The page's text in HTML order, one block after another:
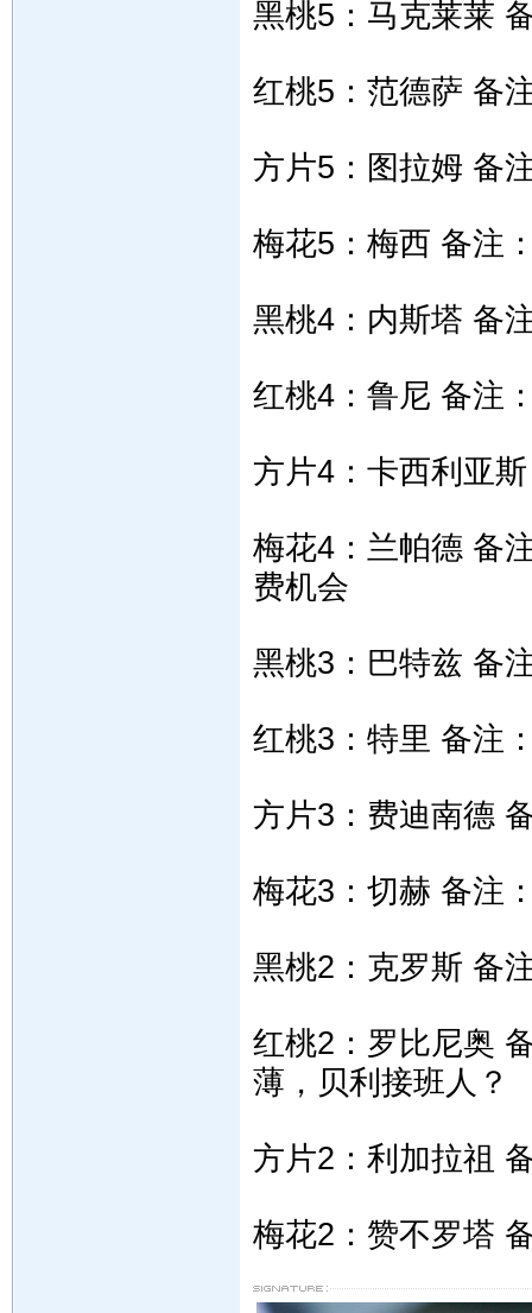
黑桃5：马克莱莱
红桃5：范德萨 备
方片5：图拉姆 备
梅花5：梅西 备注
黑桃4：内斯塔 备
红桃4：鲁尼 备注
方片4：卡西利亚
梅花4：兰帕德 备
费机会
黑桃3：巴特兹 备
红桃3：特里 备注
方片3：费迪南德
梅花3：切赫 备注
黑桃2：克罗斯 备
红桃2：罗比尼奥
薄，贝利接班人？
方片2：利加拉祖
梅花2：赞不罗塔